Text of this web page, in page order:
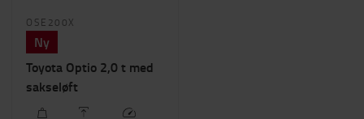
OSE200X
Ny
Toyota Optio 2,0 t med
sakseløft